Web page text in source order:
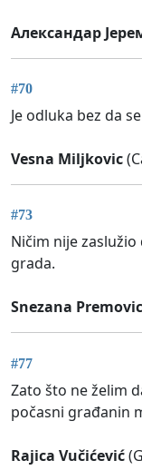
Александар
#70
Je odluka bez da
Vesna Miljkovic
#73
Ničim nije
grada.
Snezana Premovic
#77
Zato što ne želim
počasni građanin
Rajica Vučićević